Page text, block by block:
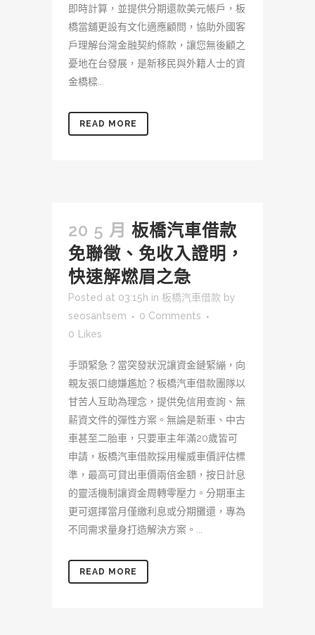
即時計算，並提供分期還款美元帳戶，板
橋當舖更設有文化適應顧問，協助外國客
戶理解台灣金融契約條款，讓您無後顧之
憂地在台發展，是新移民與外籍人士的資
金橋樑...
READ MORE
20 5 月 板橋汽車借款
免聯徵、免收入證明，
快速解燃眉之急
Posted at 03:15h in 板橋汽車借款 by
seosantsem
0 Comments
0 Likes
手頭緊急？當突發狀況讓資金鏈緊繃，向
親友張口總嫌尷尬？板橋汽車借款團隊以
甘苦人互助為理念，提供免信用查詢、無
薪資文件的彈性方案。無論是新車、中古
車甚至二胎車，只要車主年滿20歲皆可
申請，板橋汽車借款採用權威車價評估標
準，最高可貸出車價兩倍金額，按日計息
的靈活機制讓資金周轉零壓力。分期車主
更可選擇當月僅繳利息或分期攤還，專為
不同需求量身打造解決方案。...
READ MORE